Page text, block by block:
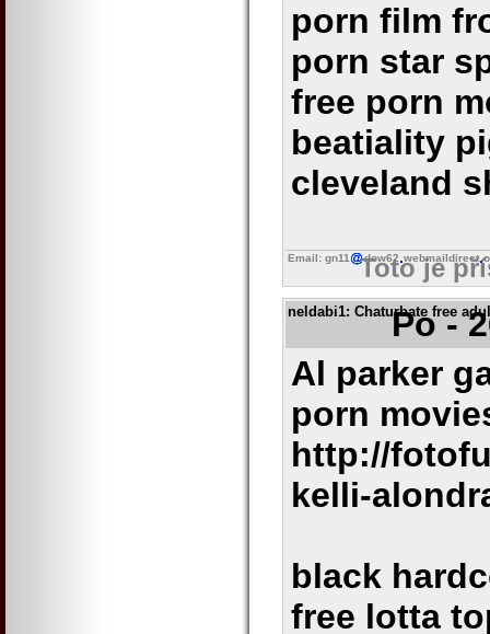
porn film
porn star
free porn
beatiality
cleveland
Email: gn11 dow62 webmaildirect
Toto je
neldabi1: Chaturbate free
Po -
Al parker
porn
http://
kelli-
black
free lotta